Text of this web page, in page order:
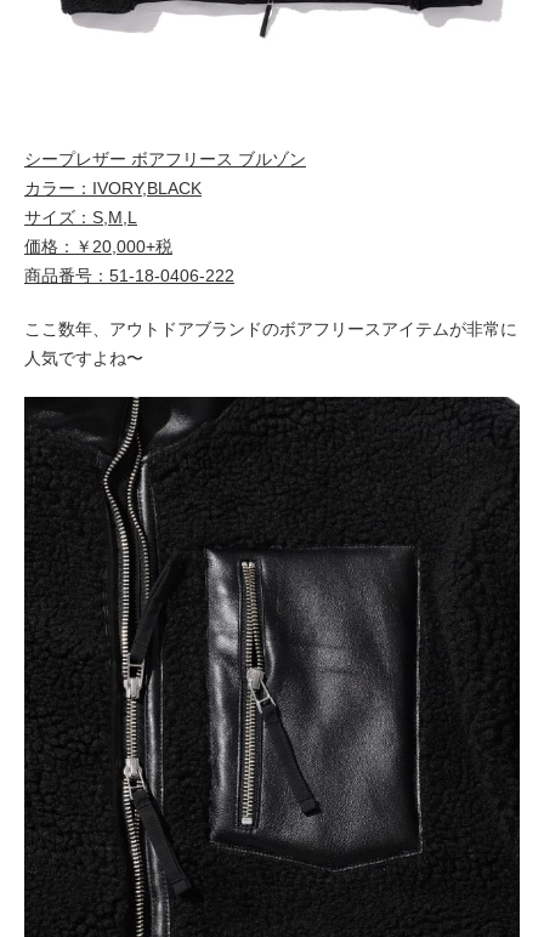
シープレザー ボアフリース ブルゾン
カラー：IVORY,BLACK
サイズ：S,M,L
価格：￥20,000+税
商品番号：51-18-0406-222
ここ数年、アウトドアブランドのボアフリースアイテムが非常に
人気ですよね〜